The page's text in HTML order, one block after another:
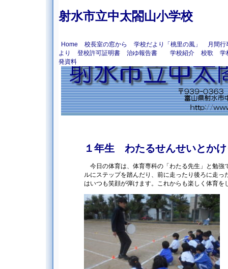
射水市立中太閤山小学校
Home 校長室の窓から 学校だより「桃里の風」
月間行
より
登校許可証明書 治ゆ報告書 学校紹介 校歌
学
発資料
１年生 わたるせんせいとか
今日の体育は、体育専科の「わたる先生」と勉強
ルにステップを踏んだり、前に走ったり後ろに走っ
はいつも笑顔が弾けます。これからも楽しく体育を